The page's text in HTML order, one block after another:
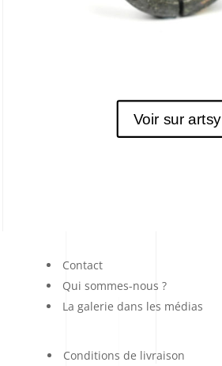
Voir sur artsy
Contact
Qui sommes-nous ?
La galerie dans les médias
Conditions de livraison